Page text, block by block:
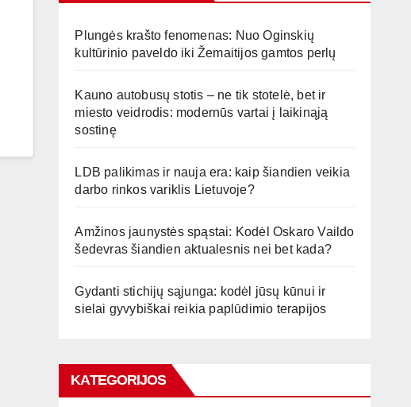
Plungės krašto fenomenas: Nuo Oginskių
kultūrinio paveldo iki Žemaitijos gamtos perlų
Kauno autobusų stotis – ne tik stotelė, bet ir
miesto veidrodis: modernūs vartai į laikinąją
sostinę
LDB palikimas ir nauja era: kaip šiandien veikia
darbo rinkos variklis Lietuvoje?
Amžinos jaunystės spąstai: Kodėl Oskaro Vaildo
šedevras šiandien aktualesnis nei bet kada?
Gydanti stichijų sąjunga: kodėl jūsų kūnui ir
sielai gyvybiškai reikia paplūdimio terapijos
KATEGORIJOS